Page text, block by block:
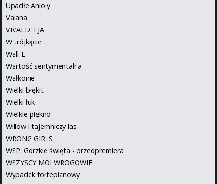
Upadłe Anioły
Vaiana
VIVALDI I JA
W trójkącie
Wall-E
Wartość sentymentalna
Wałkonie
Wielki błękit
Wielki łuk
Wielkie piękno
Willow i tajemniczy las
WRONG GIRLS
WSP: Gorzkie święta - przedpremiera
WSZYSCY MOI WROGOWIE
Wypadek fortepianowy